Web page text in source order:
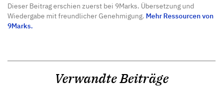
Dieser Beitrag erschien zuerst bei 9Marks. Übersetzung und
Wiedergabe mit freundlicher Genehmigung. Mehr Ressourcen von
9Marks.
Verwandte Beiträge